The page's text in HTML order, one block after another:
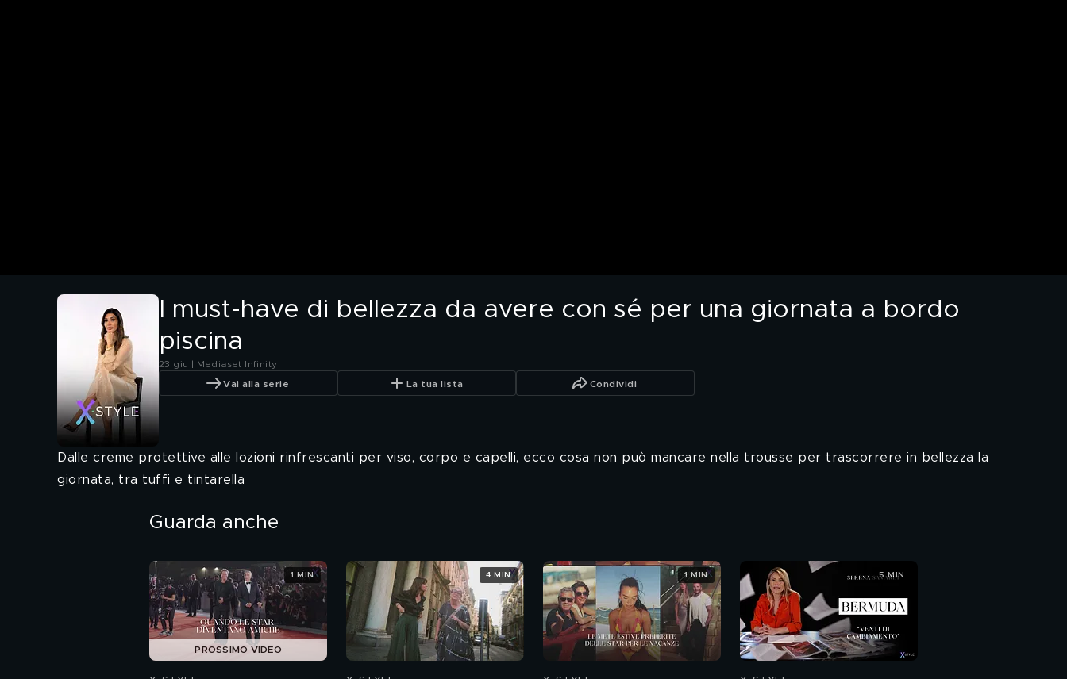
I must-have di bellezza da avere con sé per una giornata a bordo
piscina
23 giu | Mediaset Infinity
Vai alla serie La tua lista Condividi
Dalle creme protettive alle lozioni rinfrescanti per viso, corpo e capelli, ecco cosa non può mancare nella trousse per trascorrere in bellezza la
giornata, tra tuffi e tintarella
Guarda anche
PROSSIMO VIDEO
1 MIN 4 MIN 1 MIN 5 MIN